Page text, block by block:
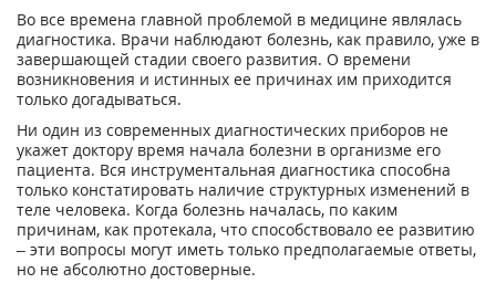
Во все времена главной проблемой в медицине являлась
диагностика. Врачи наблюдают болезнь, как правило, уже в
завершающей стадии своего развития. О времени
возникновения и истинных ее причинах им приходится
только догадываться.
Ни один из современных диагностических приборов не
укажет доктору время начала болезни в организме его
пациента. Вся инструментальная диагностика способна
только констатировать наличие структурных изменений в
теле человека. Когда болезнь началась, по каким
причинам, как протекала, что способствовало ее развитию
– эти вопросы могут иметь только предполагаемые ответы,
но не абсолютно достоверные.